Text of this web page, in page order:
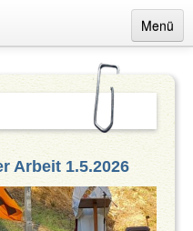
Menü
Arbeit 1.5.2026